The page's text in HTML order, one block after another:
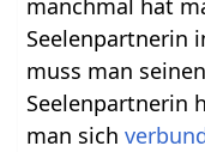
manchmal hat
Seelenpartnerin
muss man
Seelenpartnerin
man sich